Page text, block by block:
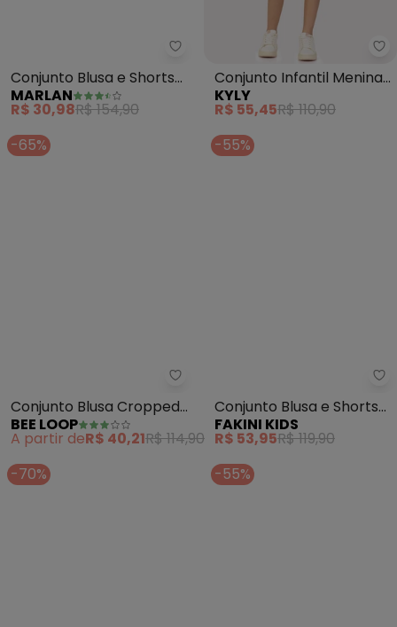
Marlan - Conjunto Blusa e
Conjunto Blusa e Shorts
em Molecotton Jeans
(Bege)
MARLAN
R$ 30,98R$ 154,90
Conjunto Infantil Menina
Animal Print (Bege)
KYLY
R$ 55,45R$ 110,90
-65%
Bee Loop - Conjunto Blusa
Conjunto Blusa Cropped
Short-Saia (Bege)
BEE LOOP
A partir deR$ 40,21R$ 114,90
-55%
Conjunto Blusa e Shorts
(Bege)
FAKINI KIDS
R$ 53,95R$ 119,90
-70%
-55%